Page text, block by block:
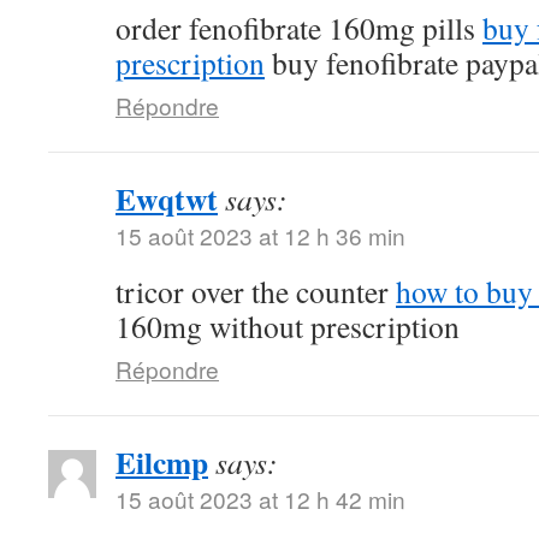
order fenofibrate 160mg pills buy
prescriptionbuy fenofibrate
Répondre
Ewqtwtsays:
15 août 2023 at 12 h 36 min
tricor over the counterhow to
160mg without prescription
Répondre
Eilcmpsays:
15 août 2023 at 12 h 42 min